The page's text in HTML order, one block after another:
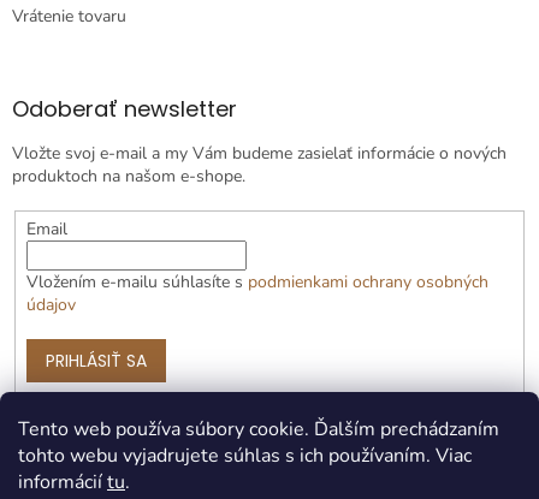
Tento web používa súbory cookie. Ďalším prechádzaním
tohto webu vyjadrujete súhlas s ich používaním. Viac
informáciítu.
Vrátenie tovaru
Odoberať newsletter
Vložte svoj e-mail a my Vám budeme zasielať informácie o nových
produktoch na našom e-shope.
Email
Vložením e-mailu súhlasíte s podmienkami ochrany osobných
údajov
PRIHLÁSIŤ SA